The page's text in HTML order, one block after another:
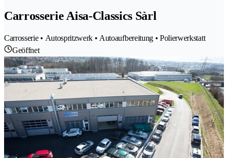
Carrosserie Aisa-Classics Sàrl
Carrosserie • Autospritzwerk • Autoaufbereitung • Polierwerkstatt
Geöffnet